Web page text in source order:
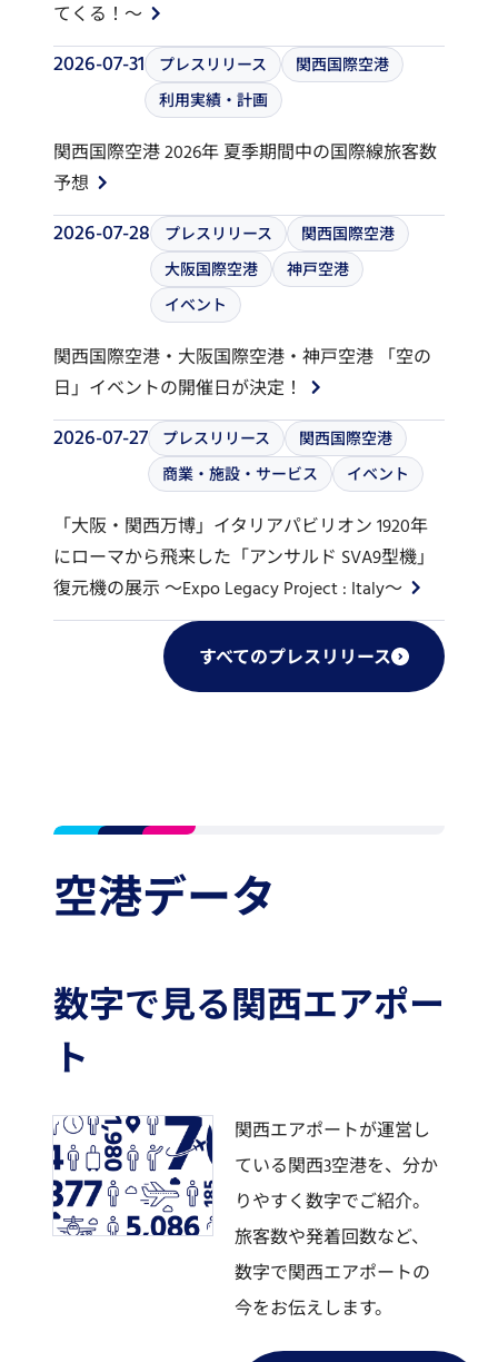
てくる！～
2026-07-31 プレスリリース
関西国際空港
利用実績・計画
関西国際空港 2026年 夏季期間中の国際線旅客数
予想
2026-07-28 プレスリリース
関西国際空港
大阪国際空港
神戸空港
イベント
関西国際空港・大阪国際空港・神戸空港 「空の
日」イベントの開催日が決定！
2026-07-27 プレスリリース
関西国際空港
商業・施設・サービス
イベント
「大阪・関西万博」イタリアパビリオン 1920年
にローマから飛来した「アンサルド SVA9型機」
復元機の展示 ～Expo Legacy Project : Italy～
すべてのプレスリリース
空港データ
数字で見る関西エアポー
ト
関西エアポートが運営し
ている関西3空港を、分か
りやすく数字でご紹介。
旅客数や発着回数など、
数字で関西エアポートの
今をお伝えします。